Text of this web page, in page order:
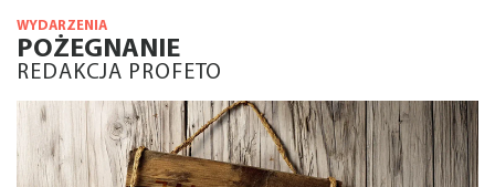
WYDARZENIA
POŻEGNANIE
REDAKCJA PROFETO